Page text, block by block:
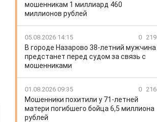
мошенникам 1 миллиард 460
миллионов рублей
05.08.2026 14:15 0 219
В городе Назарово 38-летний мужчина
предстанет перед судом за связь с
мошенниками
01.08.2026 09:35 0 216
Мошенники похитили у 71-летней
матери погибшего бойца 6,5 миллиона
рублей